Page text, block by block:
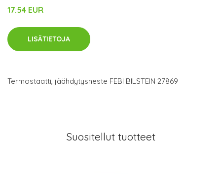
17.54 EUR
LISÄTIETOJA
Termostaatti, jäähdytysneste FEBI BILSTEIN 27869
Suositellut tuotteet